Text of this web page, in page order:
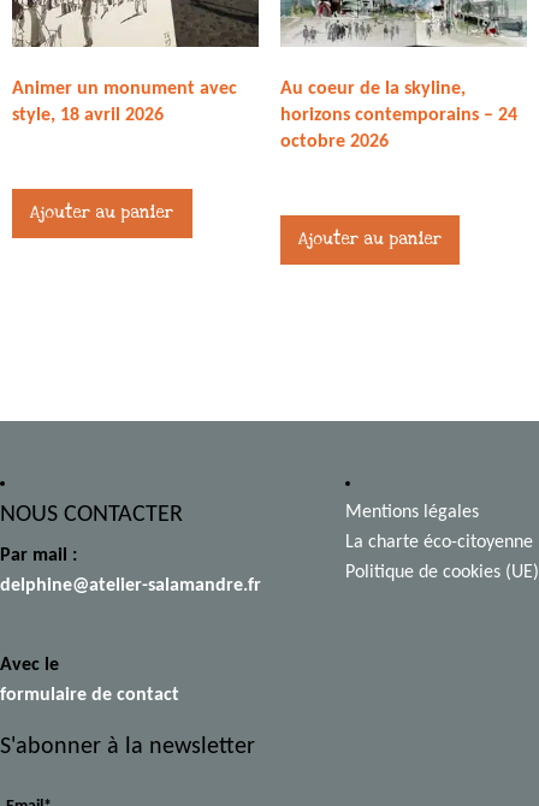
Animer un monument avec
style, 18 avril 2026
Ajouter au panier
Au coeur de la skyline,
horizons contemporains – 24
octobre 2026
Ajouter au panier
NOUS CONTACTER
Par mail :
delphine@atelier-salamandre.fr
Avec le
formulaire de contact
Mentions légales
La charte éco-citoyenne
Politique de cookies (UE)
S'abonner à la newsletter